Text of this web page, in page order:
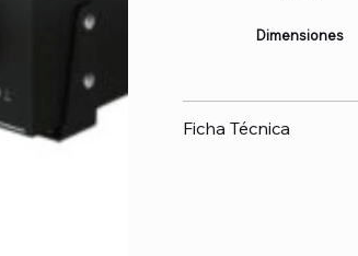
Dimensiones
Ficha Técnica